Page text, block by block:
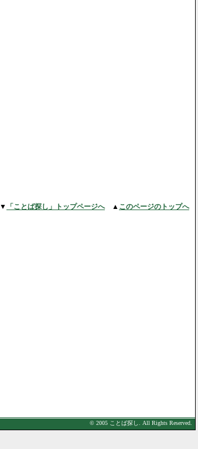
▼ 「ことば探し」トップページへ▲ このページのトップへ
© 2005 ことば探し. All Rights Reserved.